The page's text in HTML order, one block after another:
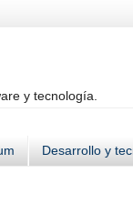
y tecnología.
Desarrollo y